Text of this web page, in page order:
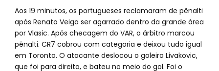
Aos 19 minutos, os portugueses reclamaram de pênalti
após Renato Veiga ser agarrado dentro da grande área
por Vlasic. Após checagem do VAR, o árbitro marcou
pênalti. CR7 cobrou com categoria e deixou tudo igual
em Toronto. O atacante deslocou o goleiro Livakovic,
que foi para direita, e bateu no meio do gol. Foi o